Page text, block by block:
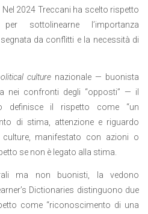
2024 Treccani ha scelto rispetto
sottolinearne l’importanza
da conflitti e la necessità di
culture nazionale — buonista
nei confronti degli “opposti” — il
definisce il rispetto come “un
di stima, attenzione e riguardo
manifestato con azioni o
se non è legato alla stima.
ma non buonisti, la vedono
Dictionaries distinguono due
come “riconoscimento di una